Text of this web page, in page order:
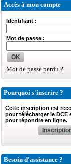
Accès à mon compte
Identifiant :
Mot de passe :
OK
Mot de passe perdu ?
Pourquoi s'inscrire ?
Cette inscription est
pour télécharger le DCE
pour répondre en ligne.
Besoin d'assistance ?